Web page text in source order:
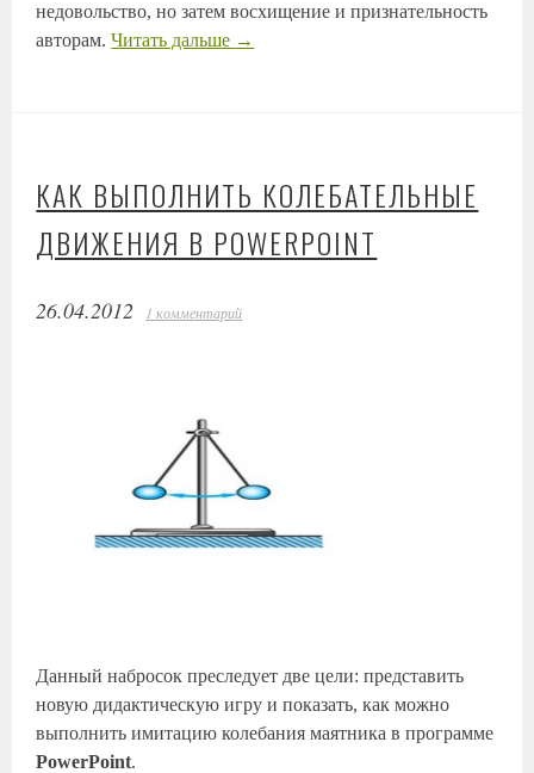
недовольство, но затем восхищение и признательность
авторам.Читать дальше →
КАК ВЫПОЛНИТЬ КОЛЕБАТЕЛЬНЫЕ
ДВИЖЕНИЯ В POWERPOINT
26.04.2012 1 комментарий
Данный набросок преследует две цели: представить
новую дидактическую игру и показать, как можно
выполнить имитацию колебания маятника в программе
PowerPoint.